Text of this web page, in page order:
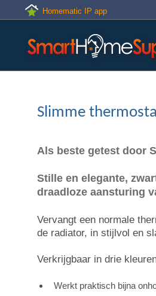
Skip to main content
Homematic IP app
Slimme
Als beste getest door
Stille en elegante,
draadloze aansturing
Vervangt een normale
de radiator, in stijlvol en
Verkrijgbaar in drie
Werkt praktisch bijna